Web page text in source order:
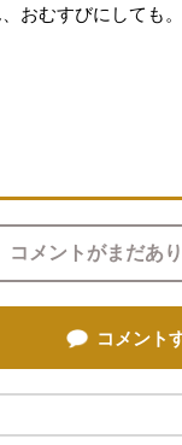
おむすびにしても
コメントがまだあり
コメント